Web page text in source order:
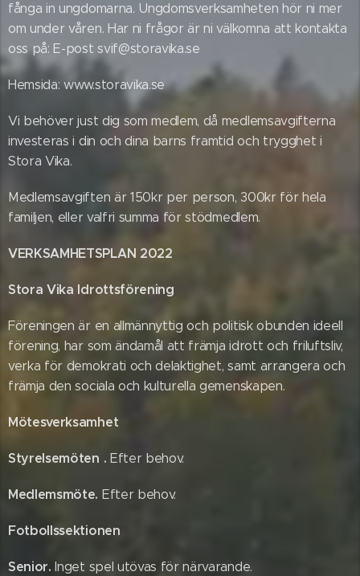
fånga in ungdomarna. Ungdomsverksamheten hör ni mer
om under våren. Har ni frågor är ni välkomna att kontakta
oss på: E-post svif@storavika.se
Hemsida: www.storavika.se
Vi behöver just dig som medlem, då medlemsavgifterna
investeras i din och dina barns framtid och trygghet i
Stora Vika.
Medlemsavgiften är 150kr per person, 300kr för hela
familjen, eller valfri summa för stödmedlem.
VERKSAMHETSPLAN 2022
Stora Vika Idrottsförening
Föreningen är en allmännyttig och politisk obunden ideell
förening, har som ändamål att främja idrott och friluftsliv,
verka för demokrati och delaktighet, samt arrangera och
främja den sociala och kulturella gemenskapen.
Mötesverksamhet
Styrelsemöten . Efter behov.
Medlemsmöte. Efter behov.
Fotbollssektionen
Senior.Inget spel utövas för närvarande.